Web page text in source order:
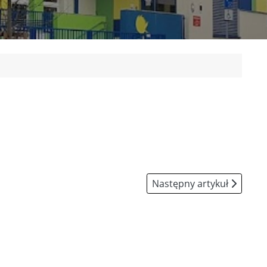
Następny artykuł:
Następny artykuł